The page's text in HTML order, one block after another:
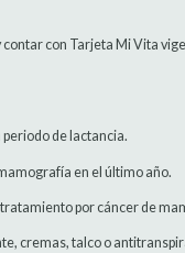
con Tarjeta Mi Vita
de lactancia.
en el último año.
por cáncer de
cremas, talco o